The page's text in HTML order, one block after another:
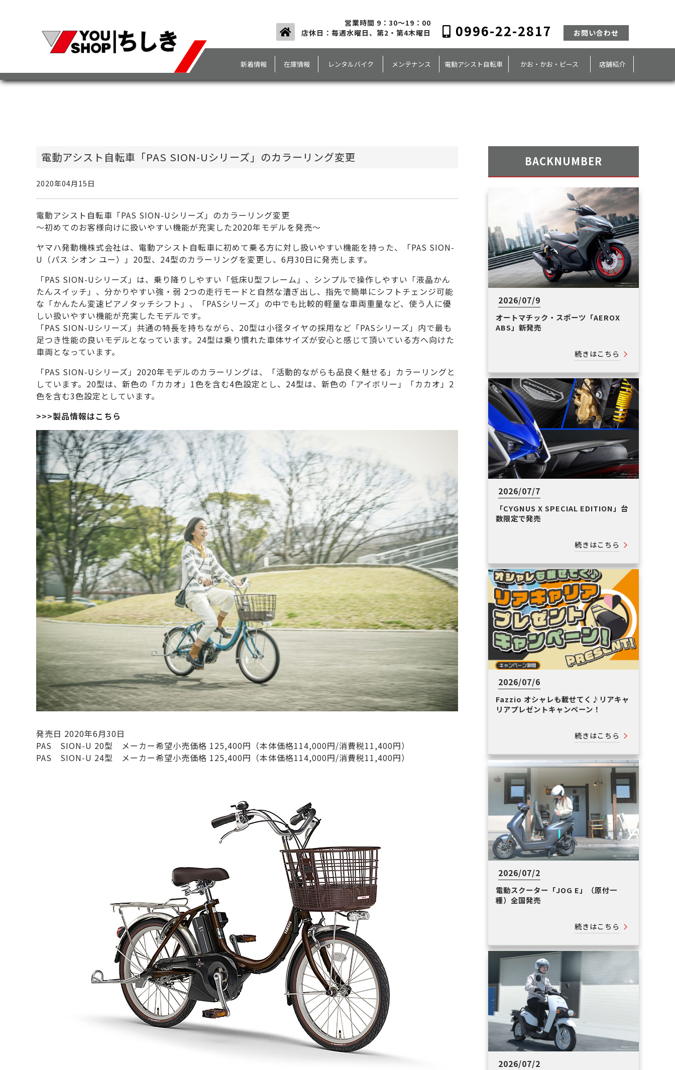
営業時間 9：30～19：00
店休日：毎週水曜日、第2・第4木曜日
0996-22-2817 お問い合わせ
新着情報 在庫情報 レンタルバイク メンテナンス 電動アシスト自転車 かお・かお・ピース 店舗紹介
電動アシスト自転車「PAS SION-Uシリーズ」のカラーリング変更
2020年04月15日
電動アシスト自転車「PAS SION-Uシリーズ」のカラーリング変更
～初めてのお客様向けに扱いやすい機能が充実した2020年モデルを発売～
ヤマハ発動機株式会社は、電動アシスト自転車に初めて乗る方に対し扱いやすい機能を持った、「PAS SION-
U（パス シオン ユー）」20型、24型のカラーリングを変更し、6月30日に発売します。
「PAS SION-Uシリーズ」は、乗り降りしやすい「低床U型フレーム」、シンプルで操作しやすい「液晶かん
たんスイッチ」、分かりやすい強・弱 2つの走行モードと自然な漕ぎ出し、指先で簡単にシフトチェンジ可能
な「かんたん変速ピアノタッチシフト」、「PASシリーズ」の中でも比較的軽量な車両重量など、使う人に優
しい扱いやすい機能が充実したモデルです。
「PAS SION-Uシリーズ」共通の特長を持ちながら、20型は小径タイヤの採用など「PASシリーズ」内で最も
足つき性能の良いモデルとなっています。24型は乗り慣れた車体サイズが安心と感じて頂いている方へ向けた
車両となっています。
「PAS SION-Uシリーズ」2020年モデルのカラーリングは、「活動的ながらも品良く魅せる」カラーリングと
しています。20型は、新色の「カカオ」1色を含む4色設定とし、24型は、新色の「アイボリー」「カカオ」2
色を含む3色設定としています。
>>>製品情報はこちら
発売日 2020年6月30日
PAS SION-U 20型 メーカー希望小売価格 125,400円（本体価格114,000円/消費税11,400円）
PAS SION-U 24型 メーカー希望小売価格 125,400円（本体価格114,000円/消費税11,400円）
BACKNUMBER
2026/07/9
オートマチック・スポーツ「AEROX
ABS」新発売
続きはこちら
2026/07/7
「CYGNUS X SPECIAL EDITION」台
数限定で発売
続きはこちら
2026/07/6
Fazzio オシャレも載せてく♪リアキャ
リアプレゼントキャンペーン！
続きはこちら
2026/07/2
電動スクーター「JOG E」（原付一
種）全国発売
続きはこちら
2026/07/2